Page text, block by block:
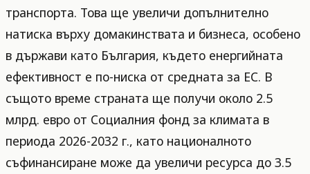
транспорта. Това ще увеличи допълнително
натиска върху домакинствата и бизнеса, особено
в държави като България, където енергийната
ефективност е по-ниска от средната за ЕС. В
същото време страната ще получи около 2.5
млрд. евро от Социалния фонд за климата в
периода 2026-2032 г., като националното
съфинансиране може да увеличи ресурса до 3.5